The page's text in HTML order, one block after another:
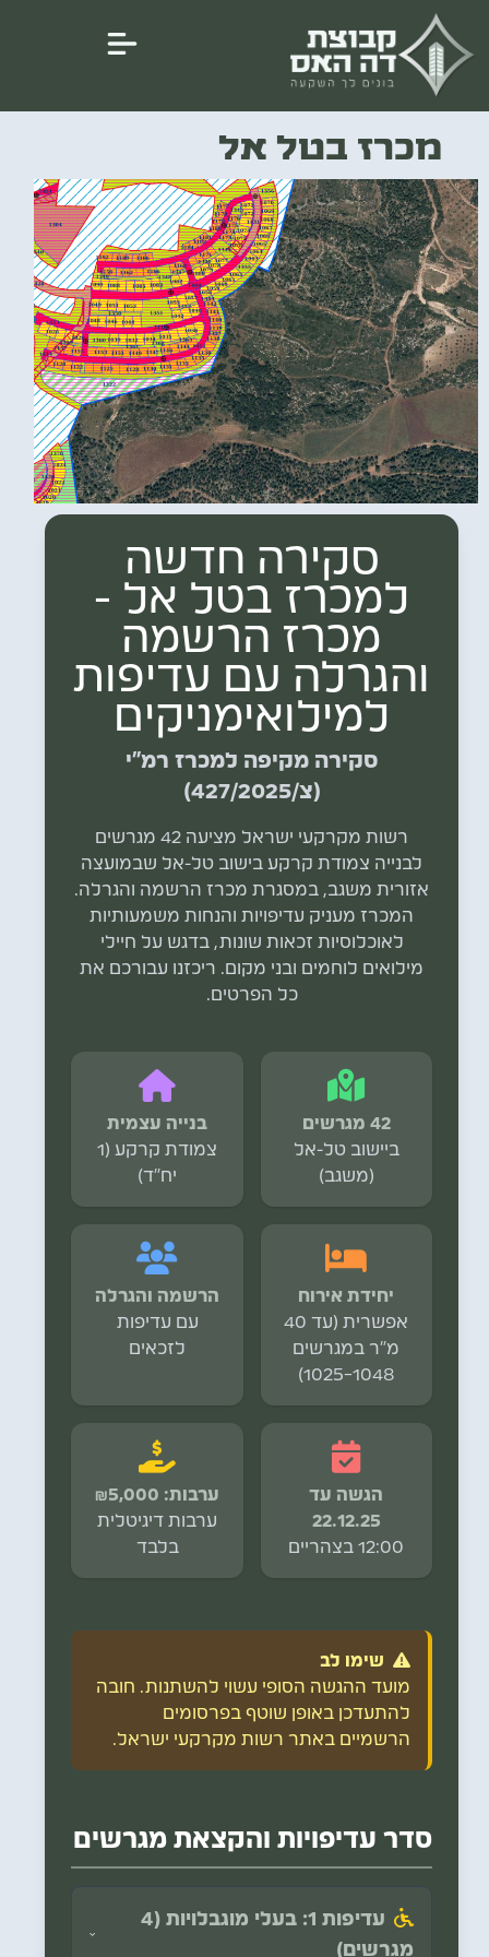
מכרז בטל אל
סקירה חדשה
למכרז בטל אל -
מכרז הרשמה
והגרלה עם עדיפות
למילואימניקים
סקירה מקיפה למכרז רמ"י
(צ/427/2025)
רשות מקרקעי ישראל מציעה 42 מגרשים
לבנייה צמודת קרקע בישוב טל-אל שבמועצה
אזורית משגב, במסגרת מכרז הרשמה והגרלה.
המכרז מעניק עדיפויות והנחות משמעותיות
לאוכלוסיות זכאות שונות, בדגש על חיילי
מילואים לוחמים ובני מקום. ריכזנו עבורכם את
כל הפרטים.
42 מגרשים
ביישוב טל-אל
(משגב)
בנייה עצמית
צמודת קרקע (1
יח"ד)
יחידת אירוח
אפשרית (עד 40
מ"ר במגרשים
1025-1048)
הרשמה והגרלה
עם עדיפות
לזכאים
הגשה עד
22.12.25
12:00 בצהריים
ערבות: ₪5,000
ערבות דיגיטלית
בלבד
שימו לב
מועד ההגשה הסופי עשוי להשתנות. חובה
להתעדכן באופן שוטף בפרסומים
הרשמיים באתר רשות מקרקעי ישראל.
סדר עדיפויות והקצאת מגרשים
עדיפות 1: בעלי מוגבלויות (4
מגרשים)